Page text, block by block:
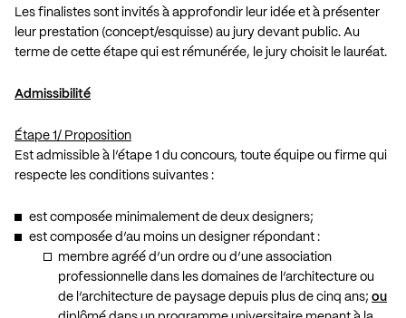
Les finalistes sont invités à approfondir leur idée et à présenter
leur prestation (concept/esquisse) au jury devant public. Au
terme de cette étape qui est rémunérée, le jury choisit le lauréat.
Admissibilité
Étape 1/ Proposition
Est admissible à l’étape 1 du concours, toute équipe ou firme qui
respecte les conditions suivantes :
est composée minimalement de deux designers;
est composée d’au moins un designer répondant :
membre agréé d’un ordre ou d’une association
professionnelle dans les domaines de l’architecture ou
de l’architecture de paysage depuis plus de cinq ans; ou